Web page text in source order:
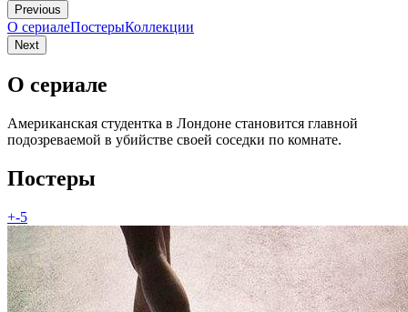
Previous
О сериалеПостерыКоллекции
Next
О сериале
Американская студентка в Лондоне становится главной
подозреваемой в убийстве своей соседки по комнате.
Постеры
+-5